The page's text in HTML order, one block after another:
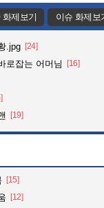
화제보기 이슈 화제보
.jpg [24]
로잡는 어머님 [16]
[19]
[15]
[12]